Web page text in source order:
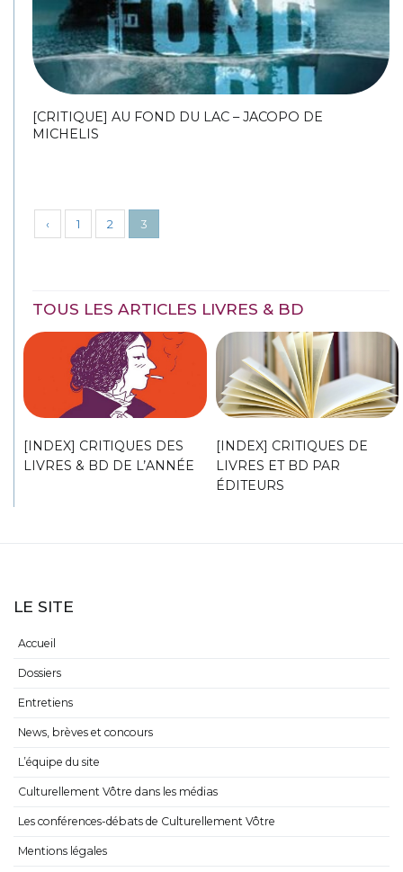
[CRITIQUE] AU FOND DU LAC – JACOPO DE
MICHELIS
‹ 1 2 3
TOUS LES ARTICLES LIVRES & BD
[INDEX] CRITIQUES DES
LIVRES & BD DE L’ANNÉE
[INDEX] CRITIQUES DE
LIVRES ET BD PAR
ÉDITEURS
LE SITE
Accueil
Dossiers
Entretiens
News, brèves et concours
L’équipe du site
Culturellement Vôtre dans les médias
Les conférences-débats de Culturellement Vôtre
Mentions légales